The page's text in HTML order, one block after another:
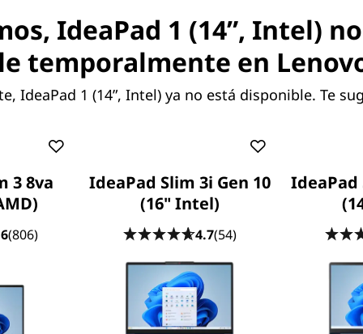
del brillo de la
de la batería se
tiempo y debido a su uso.
Pentium® y 4 GB de
rendimiento de confianza
Comunícate con tus
Haz tu trabajo.
de los ordenadores
IdeaPad 1 (14”, Intel)
temporalmente en
IdeaPad 1 (14”, Intel) ya no está disponible. Te
3 8va
(806)
IdeaPad Slim 3i Gen 10
(16" Intel)
4.7(54)
IdeaPad